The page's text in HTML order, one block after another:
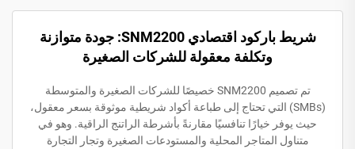
شريط باركود اقتصادي SNM2200: جودة متوازنة
وتكلفة معقولة للشركات الصغيرة
تم تصميم SNM2200 خصيصًا للشركات الصغيرة والمتوسطة
(SMBs) التي تحتاج إلى طباعة أكواد شريطية موثوقة بسعر معقول،
حيث يوفر خيارًا تنافسيًا مقارنةً بأشرطة الراتنج الراقية. وهو في
متناول المتاجر المحلية والمستودعات الصغيرة وتجار التجارة